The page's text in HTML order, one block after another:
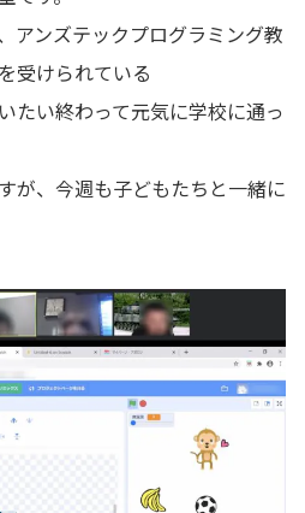
アンズテックプログラミング教
受けられている
たい終わって元気に学校に通っ
が、今週も子どもたちと一緒に